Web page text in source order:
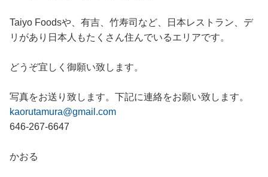
Taiyo Foodsや、有吉、竹寿司など、日本レストラン、デ
リがあり日本人もたくさん住んでいるエリアです。
どうぞ宜しく御願い致します。
写真をお送り致します。下記に連絡をお願い致します。
kaorutamura@gmail.com
646-267-6647
かおる